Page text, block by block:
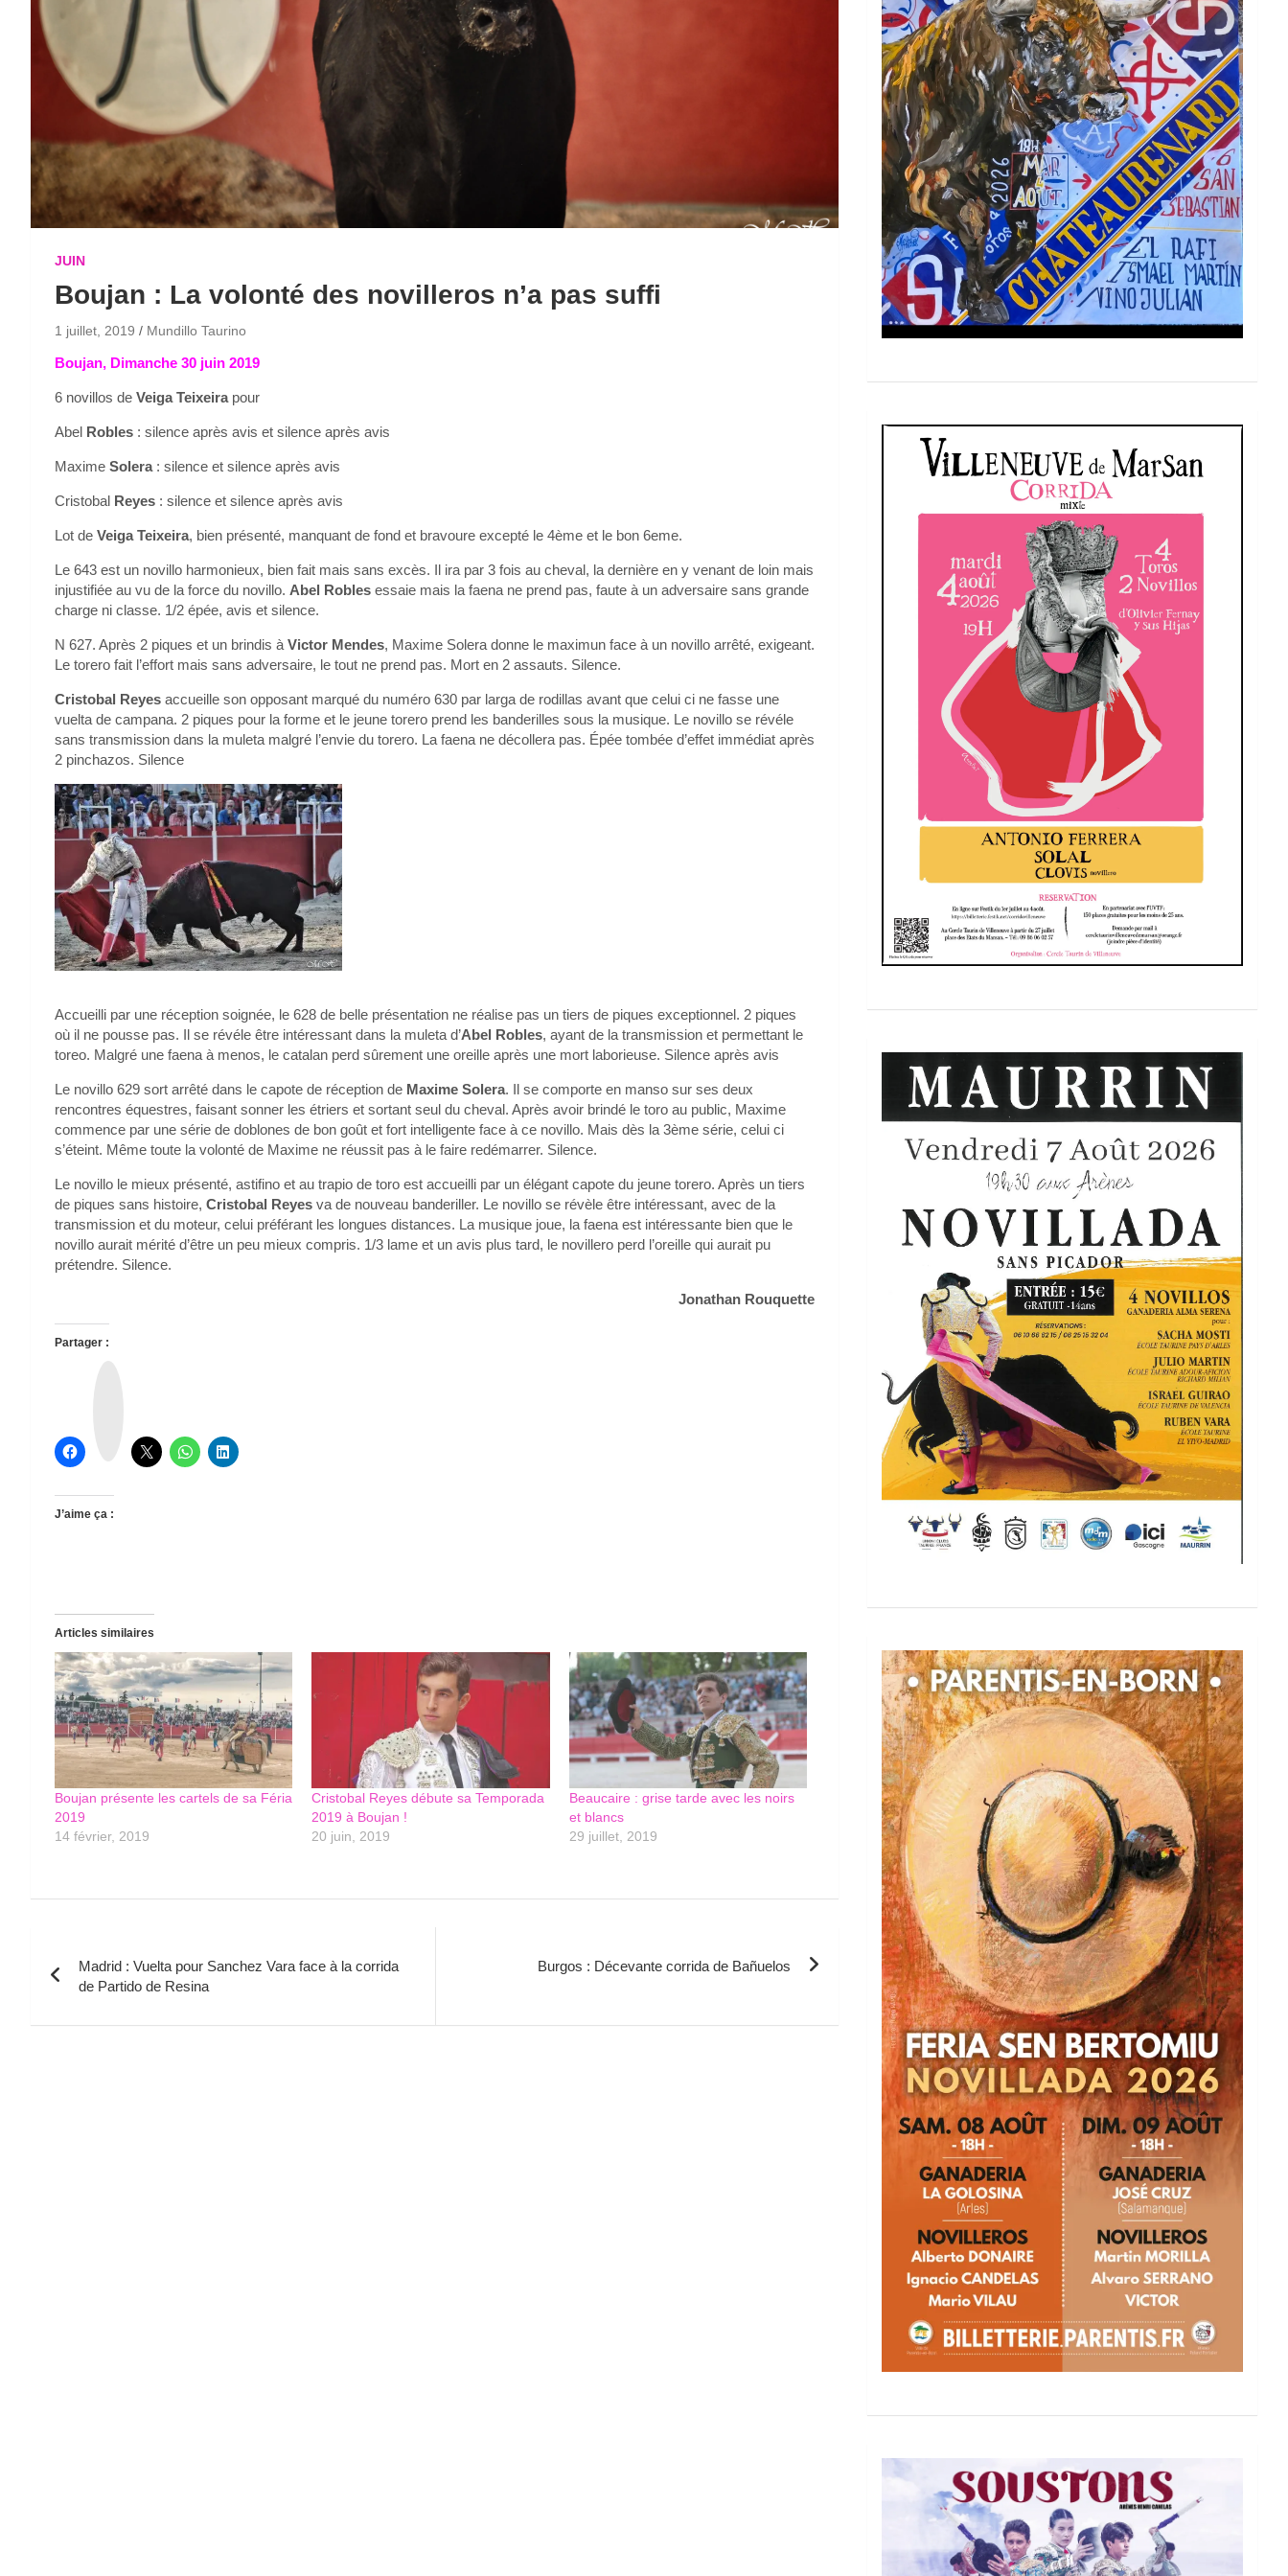
JUIN
Boujan : La volonté des novilleros n’a pas suffi
1 juillet, 2019 Mundillo Taurino
Boujan, Dimanche 30 juin 2019
6 novillos de Veiga Teixeirapour
Abel Robles : silence après avis et silence après avis
Maxime Solera: silence et silence après avis
Cristobal Reyes : silence et silence après avis
Lot de Veiga Teixeira, bien présenté, manquant de fond et bravoure excepté le 4ème et le bon 6eme.
Le 643 est un novillo harmonieux, bien fait mais sans excès. Il ira par 3 fois au cheval, la dernière en y venant de loin mais
injustifiée au vu de la force du novillo. Abel Robles essaie mais la faena ne prend pas, faute à un adversaire sans grande
charge ni classe. 1/2 épée, avis et silence.
N 627. Après 2 piques et un brindis à Victor Mendes, Maxime Solera donne le maximun face à un novillo arrêté, exigeant.
Le torero fait l’effort mais sans adversaire, le tout ne prend pas. Mort en 2 assauts. Silence.
Cristobal Reyes accueille son opposant marqué du numéro 630 par larga de rodillas avant que celui ci ne fasse une
vuelta de campana. 2 piques pour la forme et le jeune torero prend les banderilles sous la musique. Le novillo se révéle
sans transmission dans la muleta malgré l’envie du torero. La faena ne décollera pas. Épée tombée d’effet immédiat après
2 pinchazos. Silence
Accueilli par une réception soignée, le 628 de belle présentation ne réalise pas un tiers de piques exceptionnel. 2 piques
où il ne pousse pas. Il se révéle être intéressant dans la muleta d’Abel Robles, ayant de la transmission et permettant le
toreo. Malgré une faena à menos, le catalan perd sûrement une oreille après une mort laborieuse. Silence après avis
Le novillo 629 sort arrêté dans le capote de réception de Maxime Solera. Il se comporte en manso sur ses deux
rencontres équestres, faisant sonner les étriers et sortant seul du cheval. Après avoir brindé le toro au public, Maxime
commence par une série de doblones de bon goût et fort intelligente face à ce novillo. Mais dès la 3ème série, celui ci
s’éteint. Même toute la volonté de Maxime ne réussit pas à le faire redémarrer. Silence.
Le novillo le mieux présenté, astifino et au trapio de toro est accueilli par un élégant capote du jeune torero. Après un tiers
de piques sans histoire, Cristobal Reyes va de nouveau banderiller. Le novillo se révèle être intéressant, avec de la
transmission et du moteur, celui préférant les longues distances. La musique joue, la faena est intéressante bien que le
novillo aurait mérité d’être un peu mieux compris. 1/3 lame et un avis plus tard, le novillero perd l’oreille qui aurait pu
prétendre. Silence.
Jonathan Rouquette
Partager :
J’aime ça :
Articles similaires
Boujan présente les cartels de sa Féria
2019
14 février, 2019
Cristobal Reyes débute sa Temporada
2019 à Boujan !
20 juin, 2019
Beaucaire : grise tarde avec les noirs
et blancs
29 juillet, 2019
de
l’article
Madrid : Vuelta pour Sanchez Vara face à la corrida
de Partido de Resina
Burgos : Décevante corrida de Bañuelos